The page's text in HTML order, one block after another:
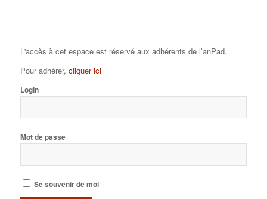
L'accès à cet espace est réservé aux adhérents de l’anPad.
Pour adhérer, cliquer ici
Login
Mot de passe
Se souvenir de moi